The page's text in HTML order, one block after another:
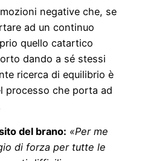
negative che, se
ad un continuo
quello catartico
dando a sé stessi
ricerca di equilibrio è
processo che porta ad
del brano: «Per me
di forza per tutte le